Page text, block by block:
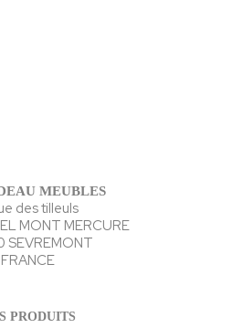
MEUBLES
des tilleuls
MONT MERCURE
SEVREMONT
FRANCE
PRODUITS